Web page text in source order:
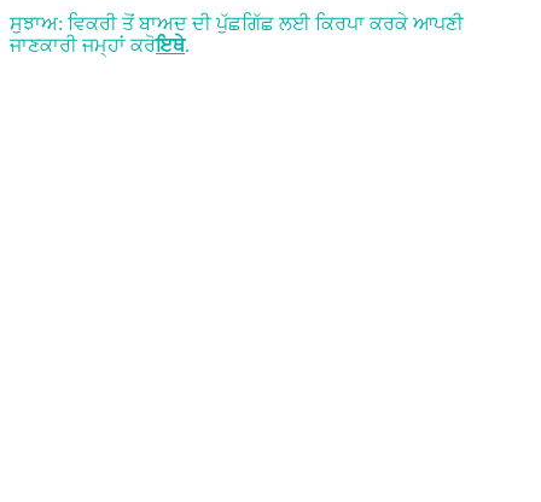
ਸੁਝਾਅ: ਵਿਕਰੀ ਤੋਂ ਬਾਅਦ ਦੀ ਪੁੱਛਗਿੱਛ ਲਈ ਕਿਰਪਾ ਕਰਕੇ ਆਪਣੀ
ਜਾਣਕਾਰੀ ਜਮ੍ਹਾਂ ਕਰੋਇਥੇ.